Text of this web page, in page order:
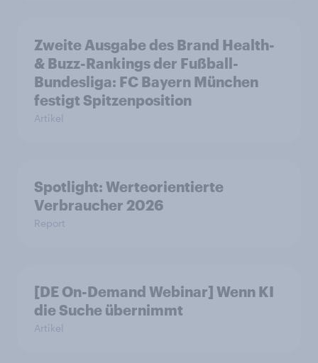
Zweite Ausgabe des Brand Health-
& Buzz-Rankings der Fußball-
Bundesliga: FC Bayern München
festigt Spitzenposition
Artikel
Spotlight: Werteorientierte
Verbraucher 2026
Report
[DE On-Demand Webinar] Wenn KI
die Suche übernimmt
Artikel